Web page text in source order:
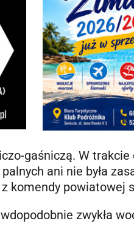
gaśniczą. W trakcie
ani nie była
komendy powiatowej
zwykła